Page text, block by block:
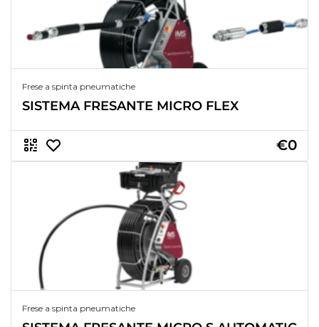
Frese a spinta pneumatiche
SISTEMA FRESANTE MICRO FLEX
€0
Frese a spinta pneumatiche